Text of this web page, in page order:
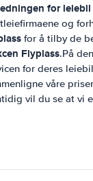
for leiebil
og
for å tilby de
Flyplass.På
for deres
våre
vil du se at vi